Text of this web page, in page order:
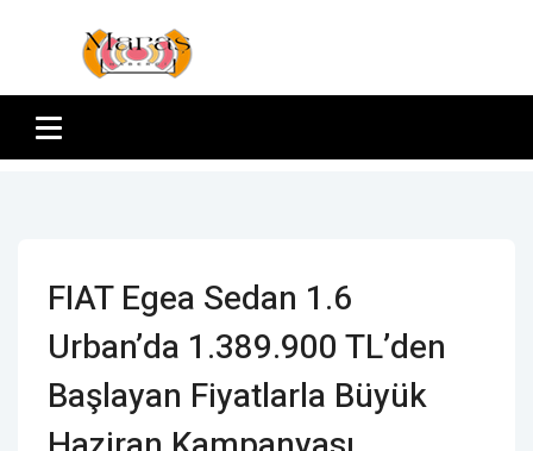
FIAT Egea Sedan 1.6
Urban’da 1.389.900 TL’den
Başlayan Fiyatlarla Büyük